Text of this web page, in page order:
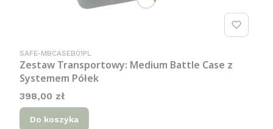
Kod produktu
SAFE-MBCASEB01PL
Zestaw Transportowy: Medium Battle Case z
Systemem Półek
Cena
398,00 zł
Do koszyka